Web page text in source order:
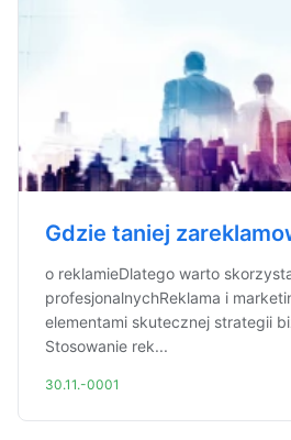
Gdzie taniej
o reklamieDlatego warto
profesjonalnychReklama i
elementami skutecznej strategii
Stosowanie rek...
30.11.-0001